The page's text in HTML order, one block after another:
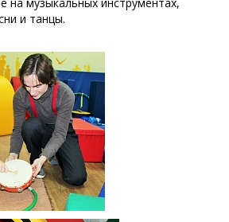
и танцы.